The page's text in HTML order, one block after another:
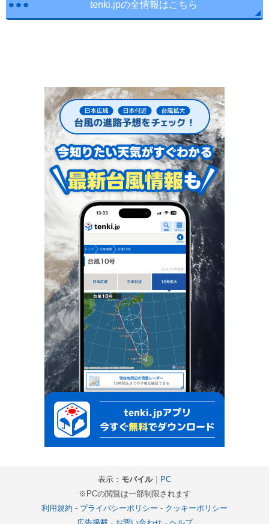
tenki.jpの全情報はこちら
表示： モバイル｜ PC
※PCの閲覧は一部制限されます
利用規約 - プライバシーポリシー - クッキーポリシー